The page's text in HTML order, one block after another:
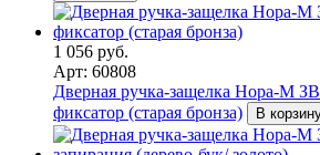
1 056 руб.
Арт: 60808
Дверная ручка-защелка Нора-М
фиксатор (старая бронза)
В